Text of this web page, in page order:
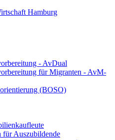
- AvDual
für Migranten - AvM-
(BOSO)
für Auszubildende